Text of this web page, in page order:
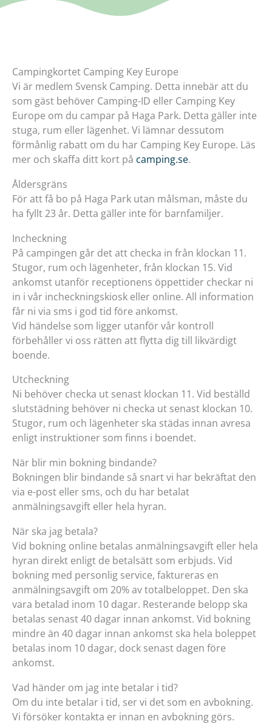
Campingkortet Camping Key Europe
Vi är medlem Svensk Camping. Detta innebär att du
som gäst behöver Camping-ID eller Camping Key
Europe om du campar på Haga Park. Detta gäller inte
stuga, rum eller lägenhet. Vi lämnar dessutom
förmånlig rabatt om du har Camping Key Europe. Läs
mer och skaffa ditt kort på camping.se.
Åldersgräns
För att få bo på Haga Park utan målsman, måste du
ha fyllt 23 år. Detta gäller inte för barnfamiljer.
Incheckning
På campingen går det att checka in från klockan 11.
Stugor, rum och lägenheter, från klockan 15. Vid
ankomst utanför receptionens öppettider checkar ni
in i vår incheckningskiosk eller online. All information
får ni via sms i god tid före ankomst.
Vid händelse som ligger utanför vår kontroll
förbehåller vi oss rätten att flytta dig till likvärdigt
boende.
Utcheckning
Ni behöver checka ut senast klockan 11. Vid beställd
slutstädning behöver ni checka ut senast klockan 10.
Stugor, rum och lägenheter ska städas innan avresa
enligt instruktioner som finns i boendet.
När blir min bokning bindande?
Bokningen blir bindande så snart vi har bekräftat den
via e-post eller sms, och du har betalat
anmälningsavgift eller hela hyran.
När ska jag betala?
Vid bokning online betalas anmälningsavgift eller hela
hyran direkt enligt de betalsätt som erbjuds. Vid
bokning med personlig service, faktureras en
anmälningsavgift om 20% av totalbeloppet. Den ska
vara betalad inom 10 dagar. Resterande belopp ska
betalas senast 40 dagar innan ankomst. Vid bokning
mindre än 40 dagar innan ankomst ska hela boleppet
betalas inom 10 dagar, dock senast dagen före
ankomst.
Vad händer om jag inte betalar i tid?
Om du inte betalar i tid, ser vi det som en avbokning.
Vi försöker kontakta er innan en avbokning görs.